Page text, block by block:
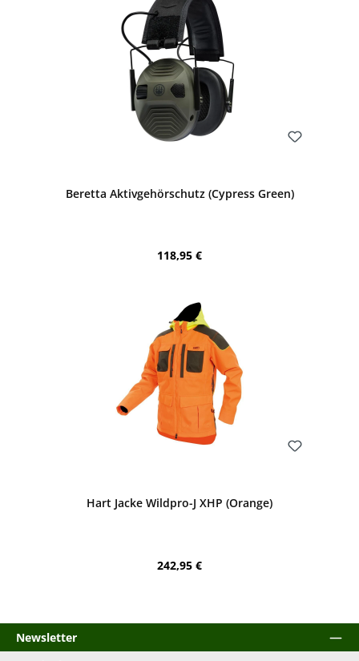
Beretta Aktivgehörschutz (Cypress Green)
Regulärer Preis:
118,95 €
Hart Jacke Wildpro-J XHP (Orange)
Regulärer Preis:
242,95 €
Newsletter